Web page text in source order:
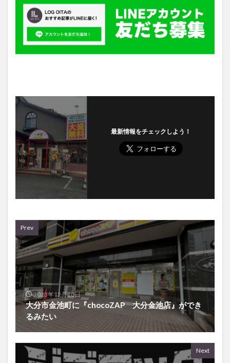
最新情報をチェックしよう！
Prev
2023年12月20日
大分市金池町に『chocoZAP 大分金池店』ができ
るみたい
Next